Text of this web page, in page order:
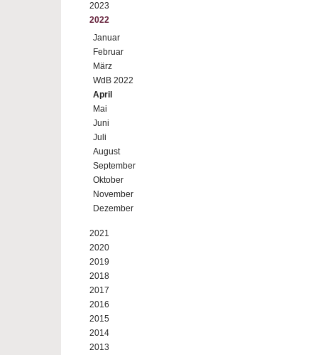
2023
2022
Januar
Februar
März
WdB 2022
April
Mai
Juni
Juli
August
September
Oktober
November
Dezember
2021
2020
2019
2018
2017
2016
2015
2014
2013